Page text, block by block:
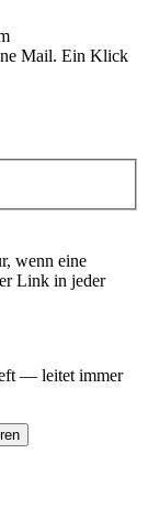
Mail. Ein Klick
wenn eine
Link in jeder
— leitet immer